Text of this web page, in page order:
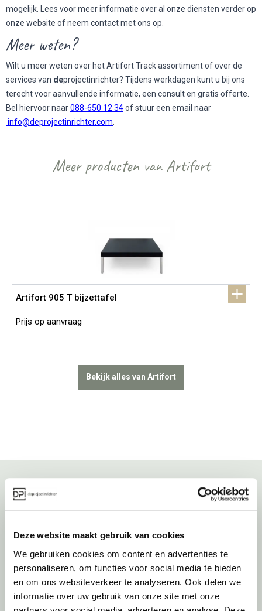
Deze website maakt gebruik van cookies
We gebruiken cookies om content en advertenties te
personaliseren, om functies voor social media te bieden
en om ons websiteverkeer te analyseren. Ook delen we
informatie over uw gebruik van onze site met onze
mogelijk. Lees voor meer informatie over al onze diensten verder op
onze website of neem contact met ons op.
Meer weten?
Wilt u meer weten over het Artifort Track assortiment of over de
services van deprojectinrichter? Tijdens werkdagen kunt u bij ons
terecht voor aanvullende informatie, een consult en gratis offerte.
Bel hiervoor naar088-650 12 34of stuur een email naar
info@deprojectinrichter.com
Meer producten van Artifort
Artifort 905 T bijzettafel
Prijs op aanvraag
Bekijk alles van Artifort
Over deprojectinrichter
Als grootste onafhankelijke projectinrichter én expert op het gebied
passie en enthousiasme in om juist dat voor onze klanten te
realiseren: de allerbeste werkomgeving. En dat doen we niet alleen
met het oog op nu; dankzij ons duurzame en circulaire karakter
kijken we ook naar de toekomst. Naar hoe we werkomgevingen een
tweede leven kunnen geven, bijvoorbeeld. Maar ook door keer op